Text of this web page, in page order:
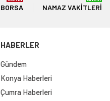
BORSA NAMAZ VAKITLERI
HABERLER
Gündem
Konya Haberleri
Çumra Haberleri